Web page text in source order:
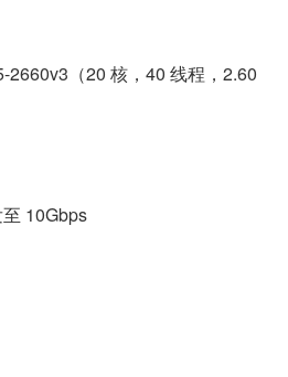
2660v3（20 核，40 线程，2.60
10Gbps